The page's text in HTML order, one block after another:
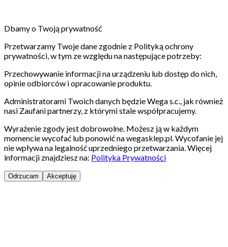
Dbamy o Twoją prywatność
Przetwarzamy Twoje dane zgodnie z Polityką ochrony
prywatności, w tym ze względu na następujące potrzeby:
Przechowywanie informacji na urządzeniu lub dostęp do nich,
opinie odbiorców i opracowanie produktu.
Administratorami Twoich danych będzie Wega s.c., jak również
nasi Zaufani partnerzy, z którymi stale współpracujemy.
Wyrażenie zgody jest dobrowolne. Możesz ją w każdym
momencie wycofać lub ponowić na wegasklep.pl. Wycofanie jej
nie wpływa na legalność uprzedniego przetwarzania. Więcej
informacji znajdziesz na: Polityka Prywatności
Odrzucam Akceptuję